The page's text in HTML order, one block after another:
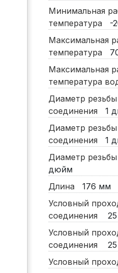
Минимальная
температура
-
Максимальная
температура
Максимальная
температура
Диаметр
соединения
1
Диаметр
соединения
1
Диаметр
дюйм
Длина
176 мм
Условный
соединения
25
Условный
соединения
25
Условный